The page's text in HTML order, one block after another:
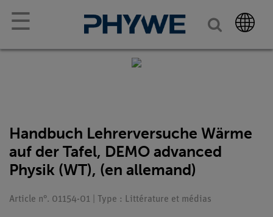
☰
Handbuch Lehrerversuche Wärme
auf der Tafel, DEMO advanced
Physik (WT), (en allemand)
Article n°. 01154-01 | Type : Littérature et médias